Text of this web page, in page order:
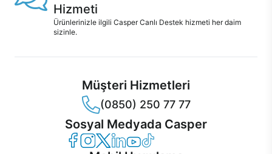
Hizmeti
Ürünlerinizle ilgili Casper Canlı Destek hizmeti her daim
sizinle.
Müşteri Hizmetleri
(0850) 250 77 77
Sosyal Medyada Casper
Casper Facebook
Casper Instagram
Casper Twitter
Casper LinkedIn
Casper YouTube
Casper TikTok